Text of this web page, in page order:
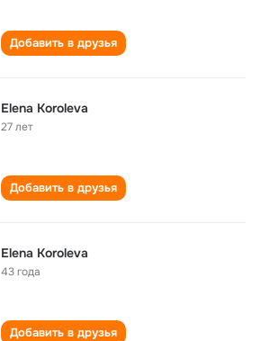
Добавить в друзья
Elena Koroleva
27 лет
Добавить в друзья
Elena Koroleva
43 года
Добавить в друзья